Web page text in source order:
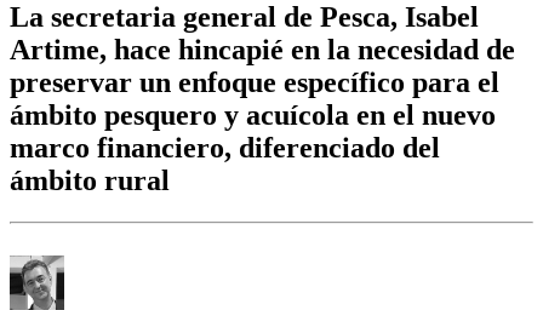
La secretaria general de Pesca, Isabel
Artime, hace hincapié en la necesidad de
preservar un enfoque específico para el
ámbito pesquero y acuícola en el nuevo
marco financiero, diferenciado del
ámbito rural